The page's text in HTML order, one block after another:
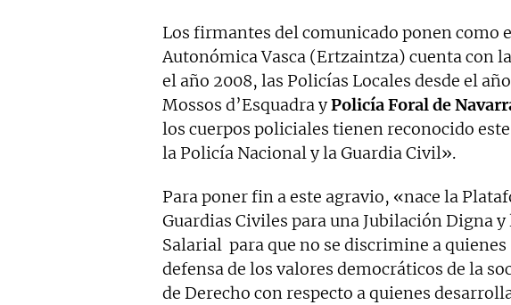
Los firmantes del comunicado ponen como
Autonómica Vasca (Ertzaintza) cuenta con
el año 2008, las Policías Locales desde el
Mossos d’Esquadra yPolicía Foral de
los cuerpos policiales tienen reconocido
la Policía Nacional y la Guardia Civil».
Para poner fin a este agravio, «nace la
Guardias Civiles para una Jubilación Digna
Salarial para que no se discrimine a
defensa de los valores democráticos de la
de Derecho con respecto a quienes